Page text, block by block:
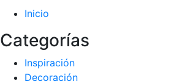
Inicio
Categorías
Inspiración
Decoración